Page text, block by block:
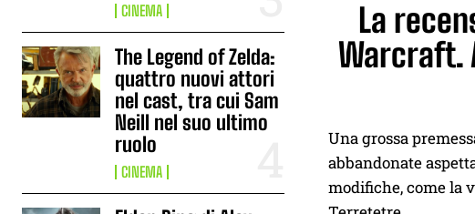
CINEMA
The Legend of Zelda:
quattro nuovi attori
nel cast, tra cui Sam
Neill nel suo ultimo
ruolo
CINEMA
La
Warcraft.
Una grossa
abbandonate
modifiche, come la